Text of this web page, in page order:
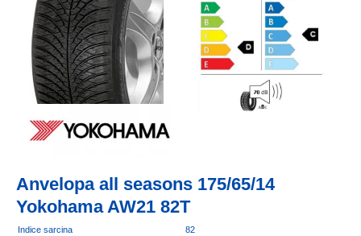
Anvelopa all seasons 175/65/14
Yokohama AW21 82T
Indice sarcina
82